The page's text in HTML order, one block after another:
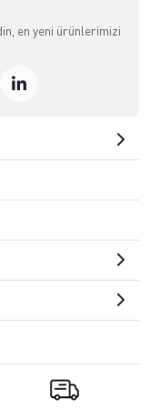
en yeni ürünlerimizi